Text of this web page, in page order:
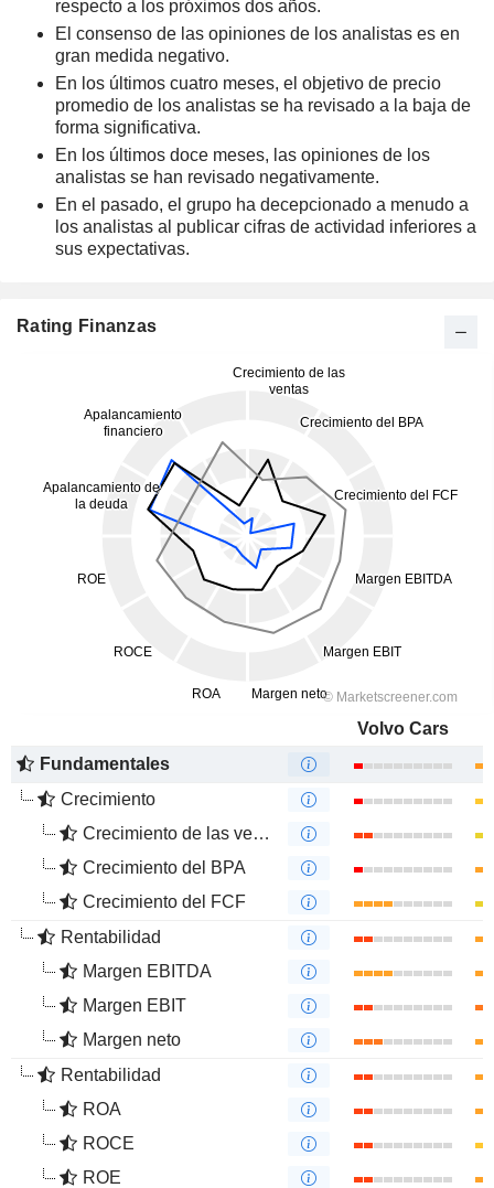
respecto a los próximos dos años.
El consenso de las opiniones de los analistas es en
gran medida negativo.
En los últimos cuatro meses, el objetivo de precio
promedio de los analistas se ha revisado a la baja de
forma significativa.
En los últimos doce meses, las opiniones de los
analistas se han revisado negativamente.
En el pasado, el grupo ha decepcionado a menudo a
los analistas al publicar cifras de actividad inferiores a
sus expectativas.
Rating Finanzas
Volvo Cars
Fundamentales
Crecimiento
Crecimiento de las ventas
Crecimiento del BPA
Crecimiento del FCF
Rentabilidad
Margen EBITDA
Margen EBIT
Margen neto
Rentabilidad
ROA
ROCE
ROE